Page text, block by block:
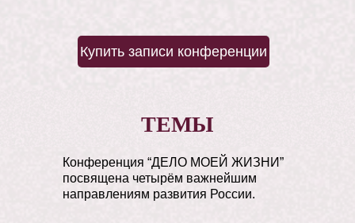
Купить записи конференции
ТЕМЫ
Конференция “ДЕЛО МОЕЙ ЖИЗНИ”
посвящена четырём важнейшим
направлениям развития России.